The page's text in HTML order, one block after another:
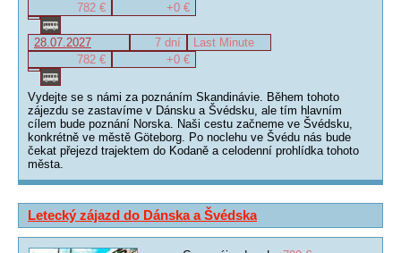
782 €
+0 €
28.07.2027 7 dní
Last Minute
782 €
+0 €
Vydejte se s námi za poznáním Skandinávie. Během tohoto
zájezdu se zastavíme v Dánsku a Švédsku, ale tím hlavním
cílem bude poznání Norska. Naši cestu začneme ve Švédsku,
konkrétně ve městě Göteborg. Po noclehu ve Švédu nás bude
čekat přejezd trajektem do Kodaně a celodenní prohlídka tohoto
města.
Letecký zájazd do Dánska a Švédska